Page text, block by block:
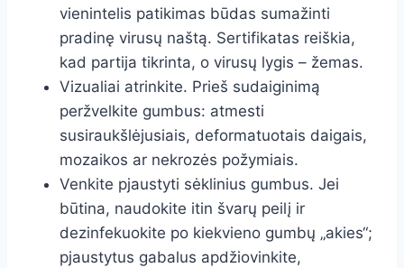
vienintelis patikimas būdas sumažinti
pradinę virusų naštą. Sertifikatas reiškia,
kad partija tikrinta, o virusų lygis – žemas.
Vizualiai atrinkite. Prieš sudaiginimą
peržvelkite gumbus: atmesti
susiraukšlėjusiais, deformatuotais daigais,
mozaikos ar nekrozės požymiais.
Venkite pjaustyti sėklinius gumbus. Jei
būtina, naudokite itin švarų peilį ir
dezinfekuokite po kiekvieno gumbų „akies“;
pjaustytus gabalus apdžiovinkite,